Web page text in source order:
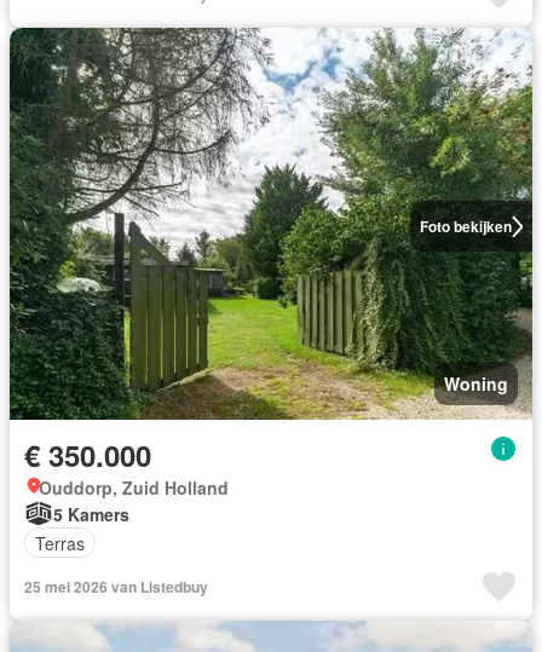
Foto bekijken
Woning
€ 350.000
Ouddorp, Zuid Holland
5 Kamers
Terras
25 mei 2026 van Listedbuy